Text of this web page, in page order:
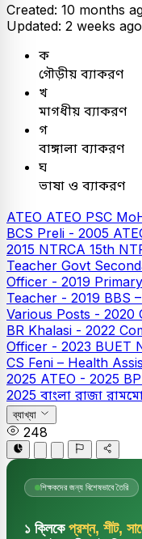
Created: 10 months
Updated: 2 weeks ago
ক
গৌড়ীয় ব্যাকরণ
খ
মাগধীয় ব্যাকরণ
গ
বাঙ্গালা ব্যাকরণ
ঘ
ভাষা ও ব্যাকরণ
ATEO ATEO PSC
BCS Preli - 2005
2015 NTRCA 15th
Teacher Govt
Officer - 2019
Teacher - 2019 BBS
Various Posts - 2020
BR Khalasi - 2022
Officer - 2023 BUET
CS Feni – Health
2025 ATEO - 2025
2025 বাংলা রাজা
ব্যাখ্যা
248
শিক্ষকদের জন্য বিশেষভাবে তৈরি
১ ক্লিকে প্রশ্ন, শীট,